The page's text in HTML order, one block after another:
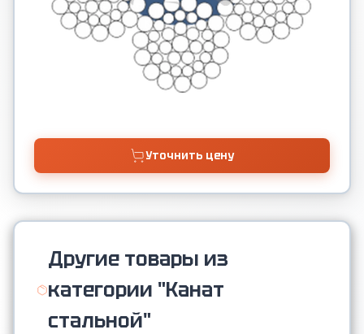
Уточнить цену
Другие товары из
категории "Канат
стальной"